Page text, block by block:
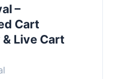
–
Cart
Live Cart